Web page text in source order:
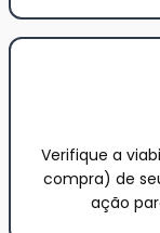
Verifique a
compra) de
ação